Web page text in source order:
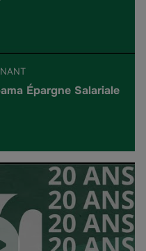
Épargne Salariale